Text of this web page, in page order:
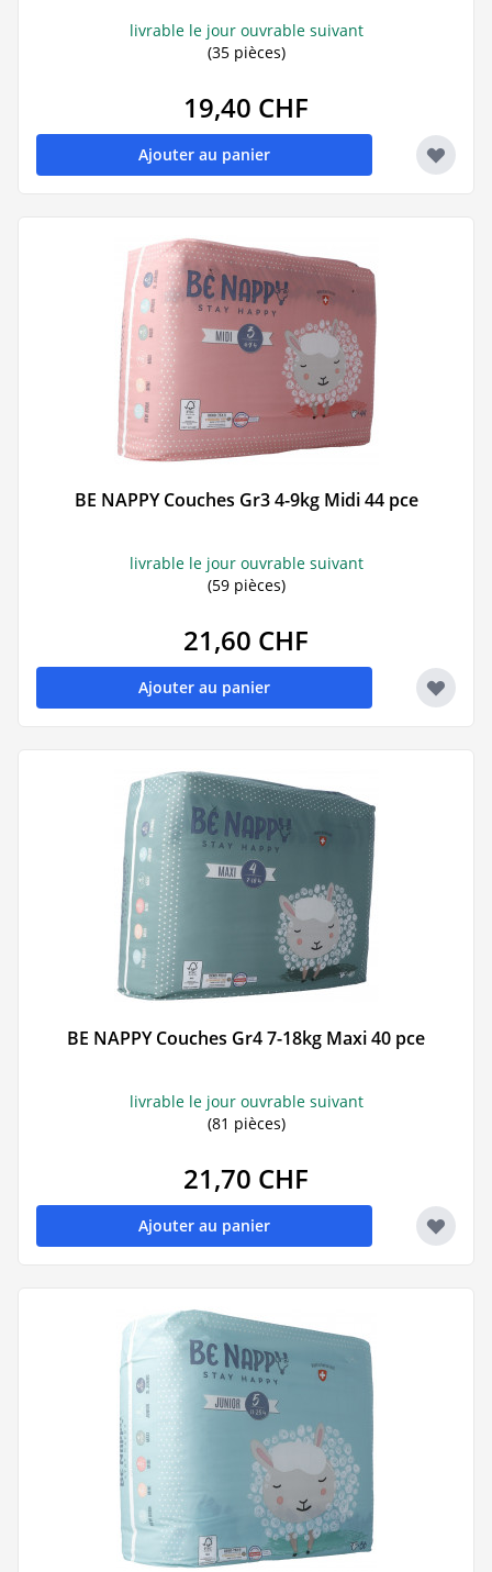
livrable le jour ouvrable suivant
(35 pièces)
19,40 CHF
Ajouter au panier
BE NAPPY Couches Gr3 4-9kg Midi 44 pce
livrable le jour ouvrable suivant
(59 pièces)
21,60 CHF
Ajouter au panier
BE NAPPY Couches Gr4 7-18kg Maxi 40 pce
livrable le jour ouvrable suivant
(81 pièces)
21,70 CHF
Ajouter au panier